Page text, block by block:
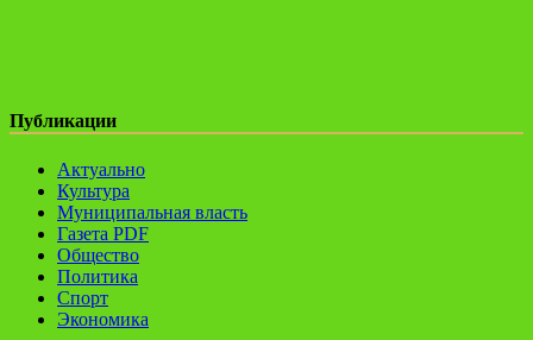
Публикации
Актуально
Культура
Муниципальная власть
Газета PDF
Общество
Политика
Спорт
Экономика